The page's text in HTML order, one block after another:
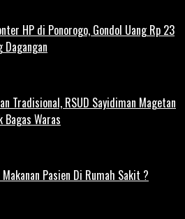
HP di Ponorogo, Gondol Uang Rp 23
Dagangan
Tradisional, RSUD Sayidiman Magetan
Bagas Waras
Pasien Di Rumah Sakit ?